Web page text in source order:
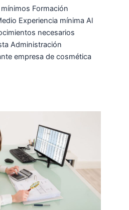
Formación
Experiencia mínima Al
necesarios
Administración
empresa de cosmética